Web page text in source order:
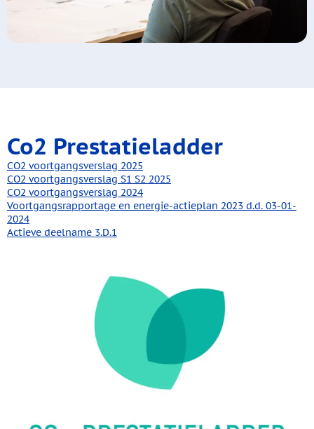
Co2 Prestatieladder
CO2 voortgangsverslag 2025
CO2 voortgangsverslag S1 S2 2025
CO2 voortgangsverslag 2024
Voortgangsrapportage en energie-actieplan 2023 d.d. 03-01-
2024
Actieve deelname 3.D.1